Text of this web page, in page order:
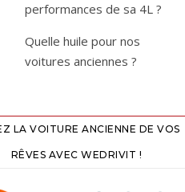
performances de sa 4L ?
Quelle huile pour nos
voitures anciennes ?
LA VOITURE ANCIENNE DE VOS
RÊVES AVEC WEDRIVIT !